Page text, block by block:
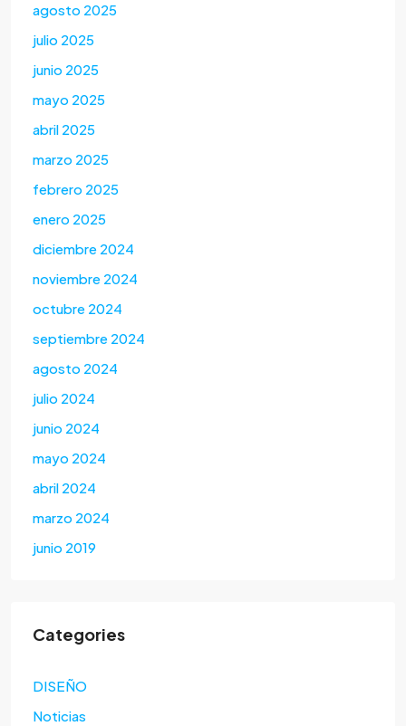
agosto 2025
julio 2025
junio 2025
mayo 2025
abril 2025
marzo 2025
febrero 2025
enero 2025
diciembre 2024
noviembre 2024
octubre 2024
septiembre 2024
agosto 2024
julio 2024
junio 2024
mayo 2024
abril 2024
marzo 2024
junio 2019
Categories
DISEÑO
Noticias